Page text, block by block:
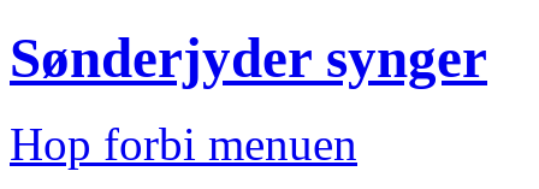
Sønderjyder synger
Hop forbi menuen